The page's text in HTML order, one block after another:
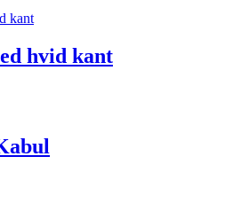
hvid kant